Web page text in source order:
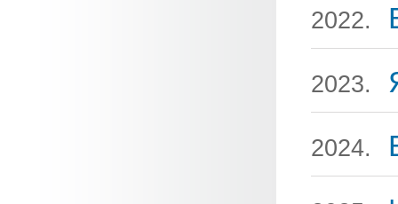
2022.
2023.
2024.